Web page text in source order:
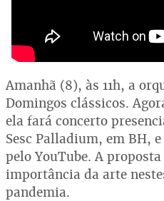
Amanhã (8), às 11h, a
Domingos clássicos.
ela fará concerto
Sesc Palladium, em BH,
pelo YouTube. A
importância da arte
pandemia.